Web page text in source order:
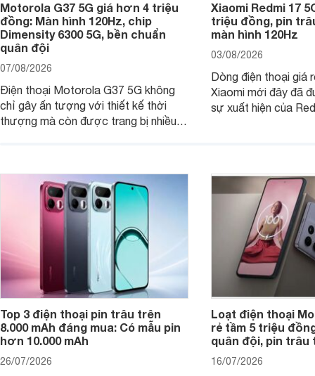
Motorola G37 5G giá hơn 4 triệu
đồng: Màn hình 120Hz, chip
Dimensity 6300 5G, bền chuẩn
quân đội
07/08/2026
Điện thoại Motorola G37 5G không
chỉ gây ấn tượng với thiết kế thời
thượng mà còn được trang bị nhiều
Xiaomi Redmi 17
triệu đồng, pin
màn hình 120Hz
03/08/2026
Dòng điện thoại giá
Xiaomi mới đây đã
sự xuất hiện của
Top 3 điện thoại pin trâu trên
8.000 mAh đáng mua: Có mẫu pin
hơn 10.000 mAh
26/07/2026
Loạt điện thoại
rẻ tầm 5 triệu
quân đội, pin trâu
16/07/2026